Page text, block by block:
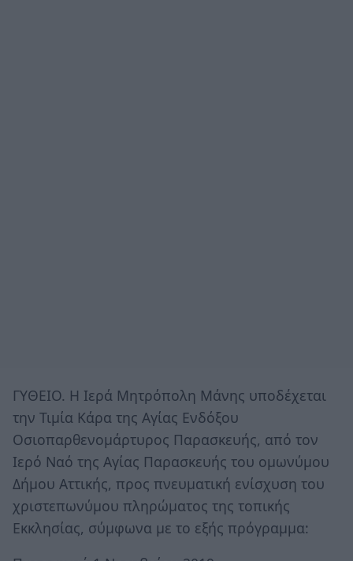
ΓΥΘΕΙΟ. Η Ιερά Μητρόπολη Μάνης υποδέχεται
την Τιμία Κάρα της Αγίας Ενδόξου
Οσιοπαρθενομάρτυρος Παρασκευής, από τον
Ιερό Ναό της Αγίας Παρασκευής του ομωνύμου
Δήμου Αττικής, προς πνευματική ενίσχυση του
χριστεπωνύμου πληρώματος της τοπικής
Εκκλησίας, σύμφωνα με το εξής πρόγραμμα: